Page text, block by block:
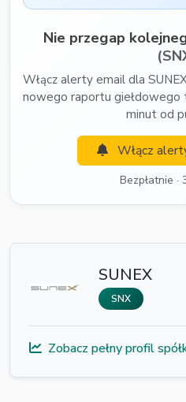
Nie przegap
Włącz alerty email dla
nowego raportu giełdowego
minut od
Włącz
Bezpłatnie ·
SUNEX
SNX
Zobacz pełny profil